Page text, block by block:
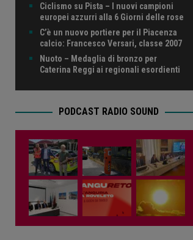
Ciclismo su Pista – I nuovi campioni
europei azzurri alla 6 Giorni delle rose
C’è un nuovo portiere per il Piacenza
calcio: Francesco Versari, classe 2007
Nuoto – Medaglia di bronzo per
Caterina Reggi ai regionali esordienti
PODCAST RADIO SOUND